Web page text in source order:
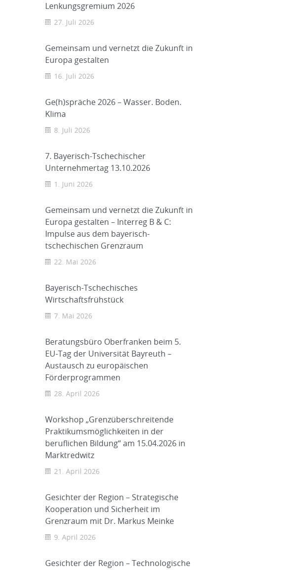
Lenkungsgremium 2026
27. Juli 2026
Gemeinsam und vernetzt die Zukunft in
Europa gestalten
16. Juli 2026
Ge(h)spräche 2026 – Wasser. Boden.
Klima
8. Juli 2026
7. Bayerisch-Tschechischer
Unternehmertag 13.10.2026
1. Juni 2026
Gemeinsam und vernetzt die Zukunft in
Europa gestalten – Interreg B & C:
Impulse aus dem bayerisch-
tschechischen Grenzraum
22. Mai 2026
Bayerisch-Tschechisches
Wirtschaftsfrühstück
7. Mai 2026
Beratungsbüro Oberfranken beim 5.
EU-Tag der Universität Bayreuth –
Austausch zu europäischen
Förderprogrammen
28. April 2026
Workshop „Grenzüberschreitende
Praktikumsmöglichkeiten in der
beruflichen Bildung“ am 15.04.2026 in
Marktredwitz
21. April 2026
Gesichter der Region – Strategische
Kooperation und Sicherheit im
Grenzraum mit Dr. Markus Meinke
9. April 2026
Gesichter der Region – Technologische